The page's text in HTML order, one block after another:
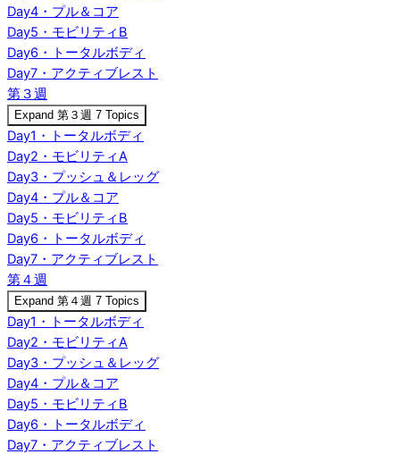
Day4・プル＆コア
Day5・モビリティB
Day6・トータルボディ
Day7・アクティブレスト
第３週
Expand 第３週 7 Topics
Day1・トータルボディ
Day2・モビリティA
Day3・プッシュ＆レッグ
Day4・プル＆コア
Day5・モビリティB
Day6・トータルボディ
Day7・アクティブレスト
第４週
Expand 第４週 7 Topics
Day1・トータルボディ
Day2・モビリティA
Day3・プッシュ＆レッグ
Day4・プル＆コア
Day5・モビリティB
Day6・トータルボディ
Day7・アクティブレスト